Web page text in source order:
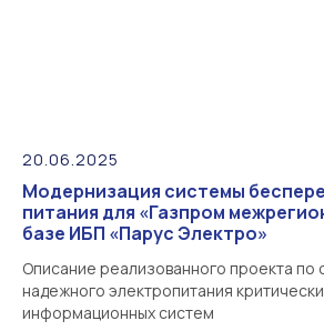
20.06.2025
Модернизация системы
питания для «Газпром
базе ИБП «Парус Электро»
Описание реализованного проекта по
надежного электропитания
информационных систем